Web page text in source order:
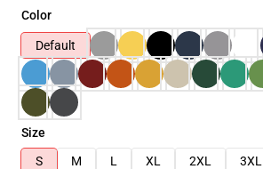
Color
Default
Size
S
M L XL 2XL 3XL